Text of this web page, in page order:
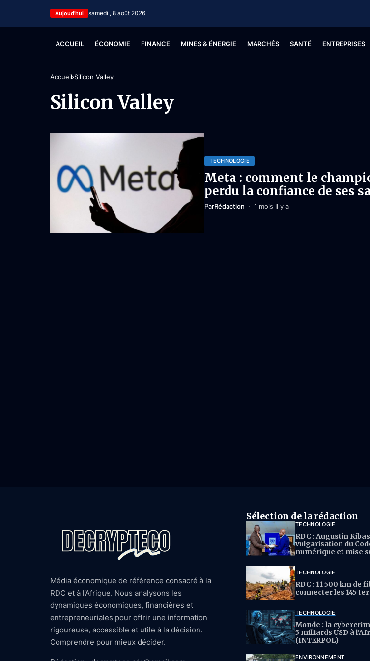
Aujoud'hui samedi , 8 août 2026
ACCUEIL ÉCONOMIE FINANCE MINES & ÉNERGIE MARCHÉS SANTÉ ENTREPRISES
Accueil Silicon Valley
Silicon Valley
TECHNOLOGIE
Meta : comment le
perdu la confiance de ses
ParRédaction 1 mois Il y a
Média économique de référence consacré à la
RDC et à l’Afrique. Nous analysons les
dynamiques économiques, financières et
entrepreneuriales pour offrir une information
rigoureuse, accessible et utile à la décision.
Comprendre pour mieux décider.
Sélection de la rédaction
TECHNOLOGIE
RDC : Augustin
vulgarisation du
numérique et mise
TECHNOLOGIE
RDC : 11 500 km de
connecter les 145
TECHNOLOGIE
Monde : la
5 milliards USD à
(INTERPOL)
ENVIRONNEMENT